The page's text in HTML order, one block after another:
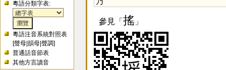
粵語分類字表:
粵語注音系統對照表
[聲母 |韻母 |聲調]
普通話音節表
其他方言讀音
參見「 搖」